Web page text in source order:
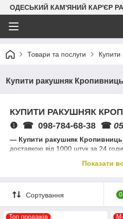
ОДЕСЬКИЙ КАМ'ЯНИЙ КАР'ЄР
Товари та послуги
Купити ракушняк
КУПИТИ РАКУШНЯК
❶ ☎ 098-784-68-38 ☎
— Купити ракушняк
доставкою від 1000 штук за 24
Показати
Сортування 0
Топ продажів